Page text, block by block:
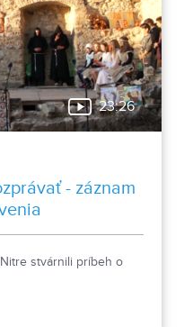
23:26
- záznam
stvárnili príbeh o